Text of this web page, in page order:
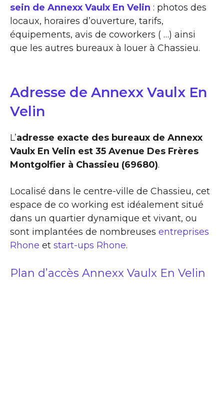
sein de Annexx Vaulx En Velin : photos des
locaux, horaires d’ouverture, tarifs,
équipements, avis de coworkers ( …) ainsi
que les autres bureaux à louer à Chassieu.
Adresse de Annexx Vaulx En
Velin
L’adresse exacte des bureaux de Annexx
Vaulx En Velin est 35 Avenue Des Frères
Montgolfier à Chassieu (69680).
Localisé dans le centre-ville de Chassieu, cet
espace de co working est idéalement situé
dans un quartier dynamique et vivant, ou
sont implantées de nombreuses entreprises
Rhone et start-ups Rhone.
Plan d’accès Annexx Vaulx En Velin